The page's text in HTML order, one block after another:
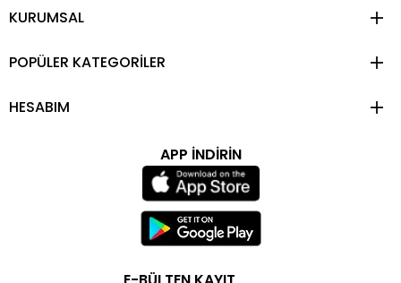
KURUMSAL
POPÜLER KATEGORİLER
HESABIM
APP İNDİRİN